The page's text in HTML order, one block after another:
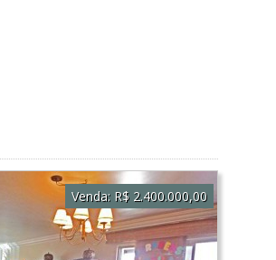
Venda: R$ 2.400.000,00